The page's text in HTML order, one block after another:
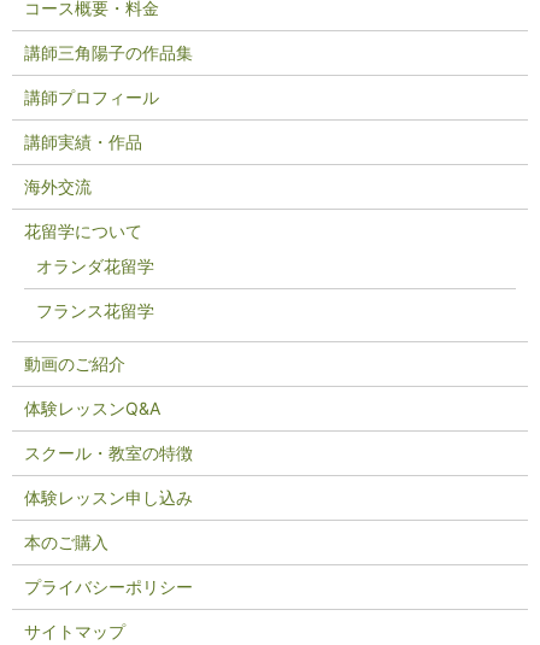
コース概要・料金
講師三角陽子の作品集
講師プロフィール
講師実績・作品
海外交流
花留学について
オランダ花留学
フランス花留学
動画のご紹介
体験レッスンQ&A
スクール・教室の特徴
体験レッスン申し込み
本のご購入
プライバシーポリシー
サイトマップ